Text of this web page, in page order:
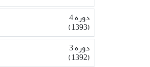
دوره 4
(1393)
دوره 3
(1392)